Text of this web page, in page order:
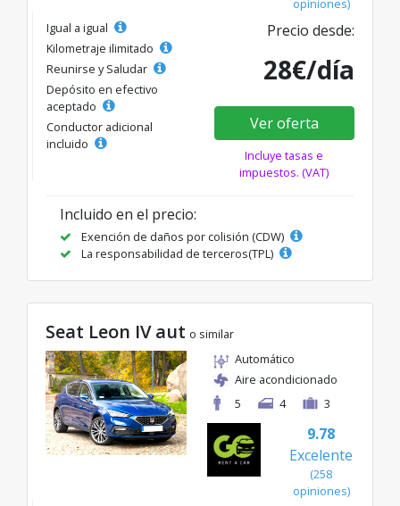
opiniones)
Igual a igual
Kilometraje ilimitado
Reunirse y Saludar
Depósito en efectivo
aceptado
Conductor adicional
incluido
Precio desde:
28€/día
Ver oferta
Incluye tasas e
impuestos. (VAT)
Incluido en el precio:
Exención de daños por colisión (CDW)
La responsabilidad de terceros(TPL)
Seat Leon IV aut o similar
Automático
Aire acondicionado
5
4 3
9.78
Excelente
(258
opiniones)